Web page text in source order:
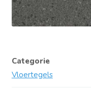
Categorie
Vloertegels